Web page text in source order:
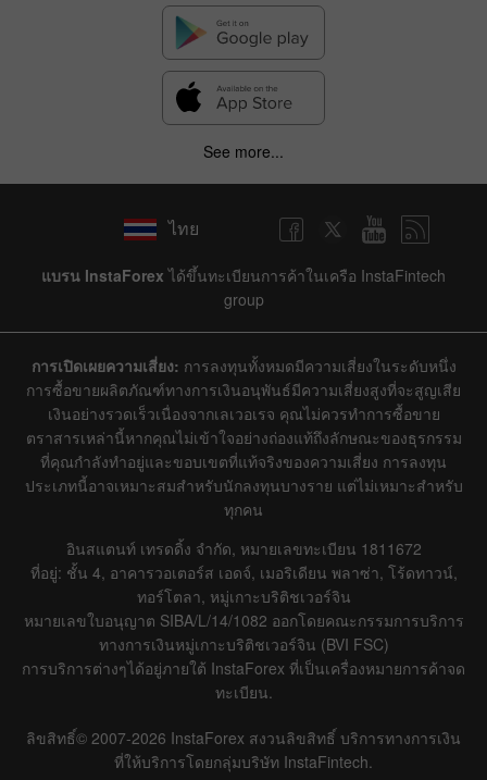
See more...
ไทย
แบรน InstaForex ได้ขึ้นทะเบียนการค้าในเครือ InstaFintech
group
การเปิดเผยความเสี่ยง: การลงทุนทั้งหมดมีความเสี่ยงในระดับหนึ่ง
การซื้อขายผลิตภัณฑ์ทางการเงินอนุพันธ์มีความเสี่ยงสูงที่จะสูญเสีย
เงินอย่างรวดเร็วเนื่องจากเลเวอเรจ คุณไม่ควรทำการซื้อขาย
ตราสารเหล่านี้หากคุณไม่เข้าใจอย่างถ่องแท้ถึงลักษณะของธุรกรรม
ที่คุณกำลังทำอยู่และขอบเขตที่แท้จริงของความเสี่ยง การลงทุน
ประเภทนี้อาจเหมาะสมสำหรับนักลงทุนบางราย แต่ไม่เหมาะสำหรับ
ทุกคน
อินสแตนท์ เทรดดิ้ง จำกัด, หมายเลขทะเบียน 1811672
ที่อยู่: ชั้น 4, อาคารวอเตอร์ส เอดจ์, เมอริเดียน พลาซ่า, โร้ดทาวน์,
ทอร์โตลา, หมู่เกาะบริติชเวอร์จิน
หมายเลขใบอนุญาต SIBA/L/14/1082 ออกโดยคณะกรรมการบริการ
ทางการเงินหมู่เกาะบริติชเวอร์จิน (BVI FSC)
การบริการต่างๆได้อยู่ภายใต้ InstaForex ที่เป็นเครื่องหมายการค้าจด
ทะเบียน.
ลิขสิทธิ์© 2007-2026 InstaForex สงวนลิขสิทธิ์ บริการทางการเงิน
ที่ให้บริการโดยกลุ่มบริษัท InstaFintech.